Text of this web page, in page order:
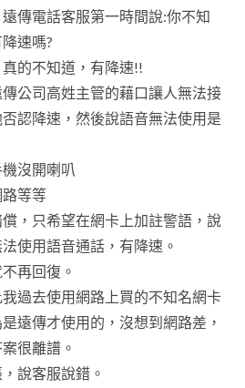
傳電話客服第一時間說:你不知
速嗎?
的不知道，有降速!!
公司高姓主管的藉口讓人無法接
認降速，然後說語音無法使用是
沒開喇叭
等等
，只希望在網卡上加註警語，說
使用語音通話，有降速。
再回復。
過去使用網路上買的不知名網卡
遠傳才使用的，沒想到網路差，
很離譜。
說客服說錯。